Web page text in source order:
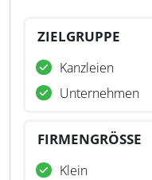
ZIELGRUPPE
Kanzleien
Unternehmen
FIRMENGRÖSSE
Klein